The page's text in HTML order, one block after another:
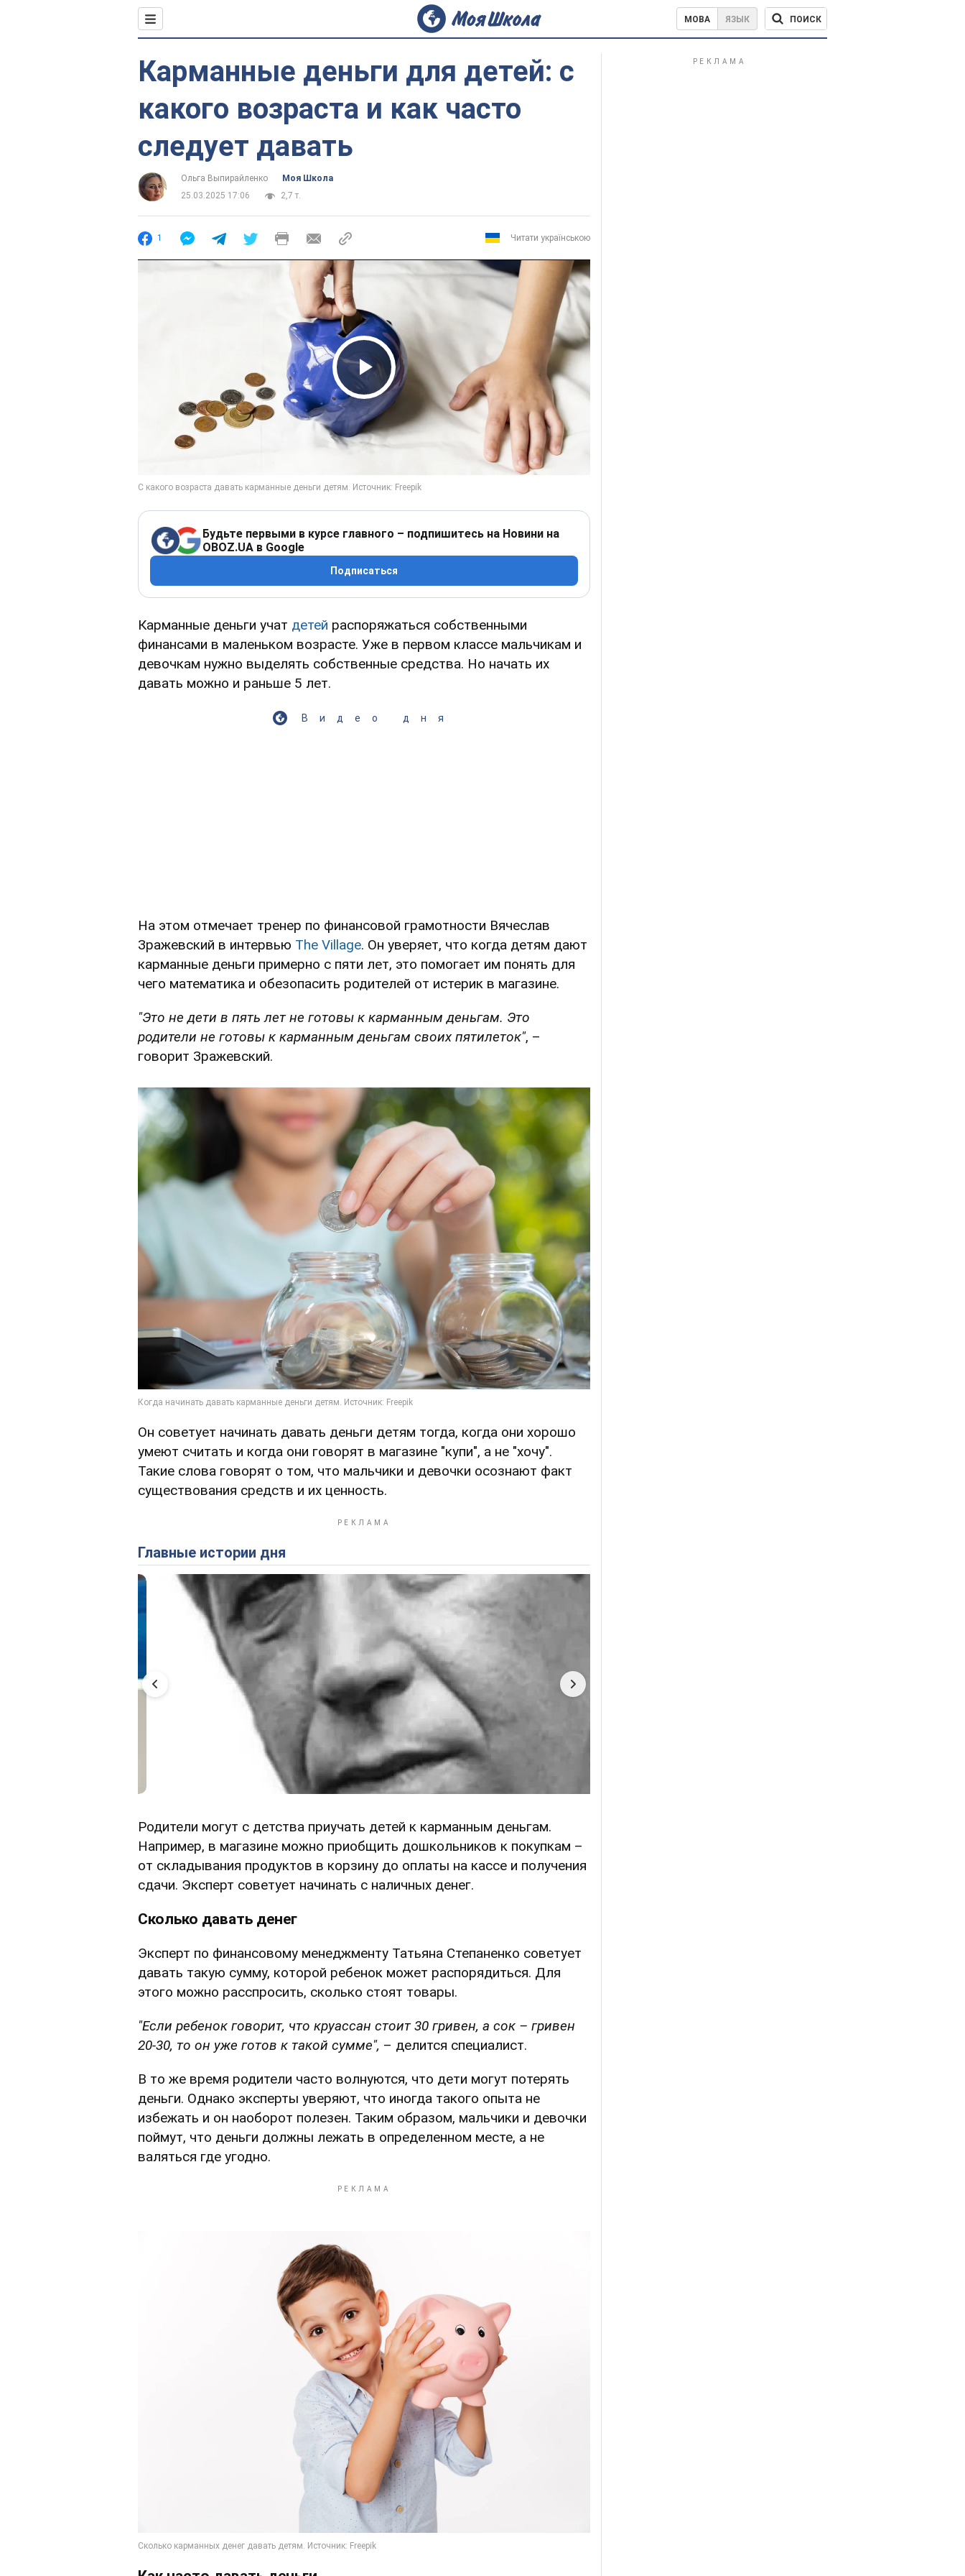
МОВА ЯЗЫК ПОИСК
Карманные деньги для детей: с
какого возраста и как часто
следует давать
Ольга Выпирайленко
Моя Школа
25.03.2025 17:06
2,7 т.
1 Читати українською
Play Video
Будьте первыми в курсе главного – подпишитесь на Новини на
OBOZ.UA в Google
Подписаться
Карманные деньги учат детей распоряжаться собственными
финансами в маленьком возрасте. Уже в первом классе мальчикам и
девочкам нужно выделять собственные средства. Но начать их
давать можно и раньше 5 лет.
Видео дня
На этом отмечает тренер по финансовой грамотности Вячеслав
Зражевский в интервью The Village. Он уверяет, что когда детям дают
карманные деньги примерно с пяти лет, это помогает им понять для
чего математика и обезопасить родителей от истерик в магазине.
"Это не дети в пять лет не готовы к карманным деньгам. Это
родители не готовы к карманным деньгам своих пятилеток", –
говорит Зражевский.
Он советует начинать давать деньги детям тогда, когда они хорошо
умеют считать и когда они говорят в магазине "купи", а не "хочу".
Такие слова говорят о том, что мальчики и девочки осознают факт
существования средств и их ценность.
Главные истории дня
Родители могут с детства приучать детей к карманным деньгам.
Например, в магазине можно приобщить дошкольников к покупкам –
от складывания продуктов в корзину до оплаты на кассе и получения
сдачи. Эксперт советует начинать с наличных денег.
Сколько давать денег
Эксперт по финансовому менеджменту Татьяна Степаненко советует
давать такую сумму, которой ребенок может распорядиться. Для
этого можно расспросить, сколько стоят товары.
"Если ребенок говорит, что круассан стоит 30 гривен, а сок – гривен
20-30, то он уже готов к такой сумме", – делится специалист.
В то же время родители часто волнуются, что дети могут потерять
деньги. Однако эксперты уверяют, что иногда такого опыта не
избежать и он наоборот полезен. Таким образом, мальчики и девочки
поймут, что деньги должны лежать в определенном месте, а не
валяться где угодно.